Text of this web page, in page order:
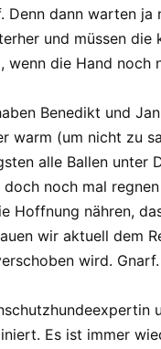
Denn dann warten
und müssen die
wenn die Hand
Benedikt und
warm (um nicht zu
alle Ballen unter
doch noch mal
Hoffnung nähren,
wir aktuell dem
wird. Gnarf.
Es ist immer